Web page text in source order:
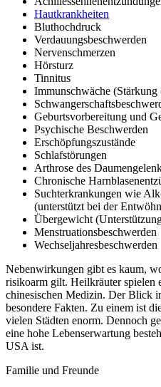
Hautkrankheiten
Bluthochdruck
Verdauungsbeschwerden
Nervenschmerzen
Hörsturz
Tinnitus
Immunschwäche (Stärkung
Geburtsvorbereitung und
Psychische Beschwerden
Erschöpfungszustände
Schlafstörungen
Arthrose des
Chronische
Suchterkrankungen wie
(unterstützt bei der
Übergewicht
Menstruationsbeschwerden
Wechseljahresbeschwerden
Nebenwirkungen gibt es kaum,
risikoarm gilt. Heilkräuter spielen
chinesischen Medizin. Der Blick
besondere Fakten. Zu einem ist
vielen Städten enorm. Dennoch
eine hohe Lebenserwartung
USA ist.
Familie und Freunde